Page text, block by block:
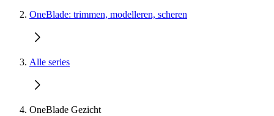
OneBlade: trimmen, modelleren, scheren
Alle series
OneBlade Gezicht